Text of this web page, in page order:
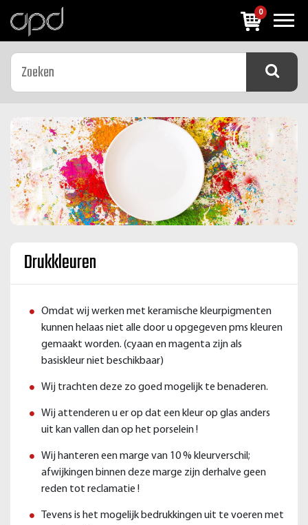
0
Drukkleuren
Omdat wij werken met keramische kleurpigmenten
kunnen helaas niet alle door u opgegeven pms kleuren
gemaakt worden. (cyaan en magenta zijn als
basiskleur niet beschikbaar)
Wij trachten deze zo goed mogelijk te benaderen.
Wij attenderen u er op dat een kleur op glas anders
uit kan vallen dan op het porselein !
Wij hanteren een marge van 10 % kleurverschil;
afwijkingen binnen deze marge zijn derhalve geen
reden tot reclamatie !
Tevens is het mogelijk bedrukkingen uit te voeren met